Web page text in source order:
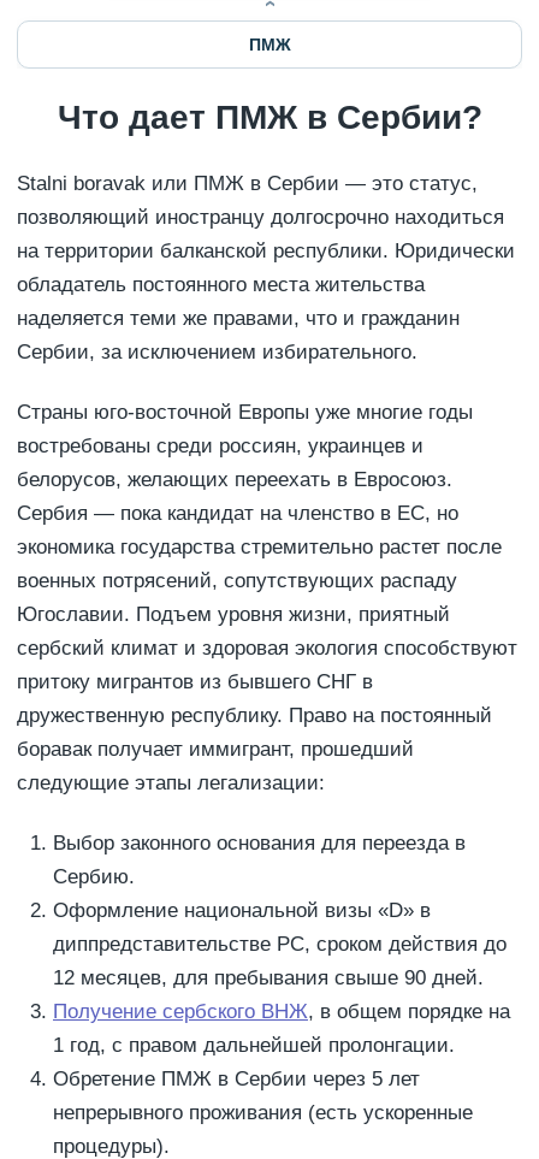
ПМЖ
Что дает ПМЖ в Сербии?
Stalni boravak или ПМЖ в Сербии — это статус,
позволяющий иностранцу долгосрочно находиться
на территории балканской республики. Юридически
обладатель постоянного места жительства
наделяется теми же правами, что и гражданин
Сербии, за исключением избирательного.
Страны юго-восточной Европы уже многие годы
востребованы среди россиян, украинцев и
белорусов, желающих переехать в Евросоюз.
Сербия — пока кандидат на членство в ЕС, но
экономика государства стремительно растет после
военных потрясений, сопутствующих распаду
Югославии. Подъем уровня жизни, приятный
сербский климат и здоровая экология способствуют
притоку мигрантов из бывшего СНГ в
дружественную республику. Право на постоянный
боравак получает иммигрант, прошедший
следующие этапы легализации:
Выбор законного основания для переезда в
Сербию.
Оформление национальной визы «D» в
диппредставительстве РС, сроком действия до
12 месяцев, для пребывания свыше 90 дней.
Получение сербского ВНЖ, в общем порядке на
1 год, с правом дальнейшей пролонгации.
Обретение ПМЖ в Сербии через 5 лет
непрерывного проживания (есть ускоренные
процедуры).